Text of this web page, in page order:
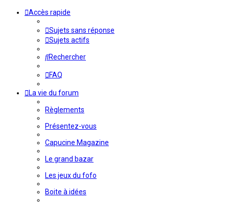
Accès rapide
Sujets sans réponse
Sujets actifs
Rechercher
FAQ
La vie du forum
Règlements
Présentez-vous
Capucine Magazine
Le grand bazar
Les jeux du fofo
Boite à idées